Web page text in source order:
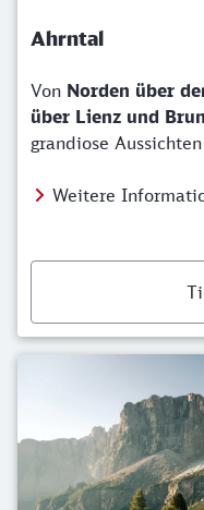
Ahrntal
Von Norden über
über Lienz und
grandiose
Weitere